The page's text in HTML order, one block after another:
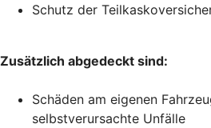
Schutz der
Zusätzlich abgedeckt sind:
Schäden am eigenen
selbstverursachte Unfälle